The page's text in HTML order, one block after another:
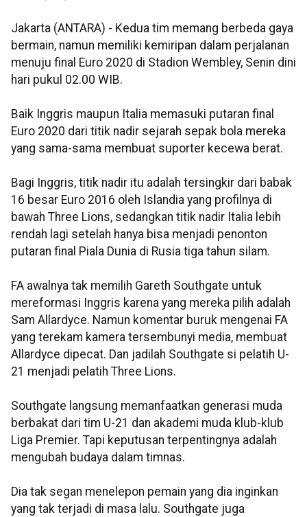
Jakarta (ANTARA) - Kedua tim memang berbeda gaya
bermain, namun memiliki kemiripan dalam perjalanan
menuju final Euro 2020 di Stadion Wembley, Senin dini
hari pukul 02.00 WIB.
Baik Inggris maupun Italia memasuki putaran final
Euro 2020 dari titik nadir sejarah sepak bola mereka
yang sama-sama membuat suporter kecewa berat.
Bagi Inggris, titik nadir itu adalah tersingkir dari babak
16 besar Euro 2016 oleh Islandia yang profilnya di
bawah Three Lions, sedangkan titik nadir Italia lebih
rendah lagi setelah hanya bisa menjadi penonton
putaran final Piala Dunia di Rusia tiga tahun silam.
FA awalnya tak memilih Gareth Southgate untuk
mereformasi Inggris karena yang mereka pilih adalah
Sam Allardyce. Namun komentar buruk mengenai FA
yang terekam kamera tersembunyi media, membuat
Allardyce dipecat. Dan jadilah Southgate si pelatih U-
21 menjadi pelatih Three Lions.
Southgate langsung memanfaatkan generasi muda
berbakat dari tim U-21 dan akademi muda klub-klub
Liga Premier. Tapi keputusan terpentingnya adalah
mengubah budaya dalam timnas.
Dia tak segan menelepon pemain yang dia inginkan
yang tak terjadi di masa lalu. Southgate juga